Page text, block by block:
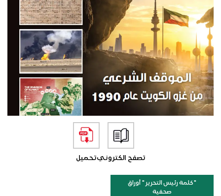
تصفح الكترونيتحميل
"كلمة رئيس التحرير " أوراق
صحفية